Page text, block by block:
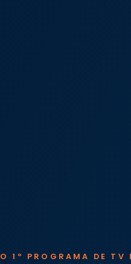
O 1º PROGRAMA DE